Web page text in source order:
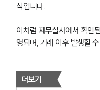
식입니다.
이처럼 재무실사에서 확인
영되며, 거래 이후 발생할
더보기